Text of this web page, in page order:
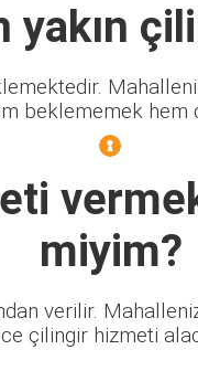
hem
miyim?
verilir.
çilingir hizmeti